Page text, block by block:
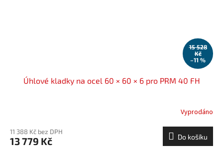
15 528
Kč
–11 %
Úhlové kladky na ocel 60 × 60 × 6 pro PRM 40 FH
Vyprodáno
11 388 Kč bez DPH
13 779 Kč Do košíku